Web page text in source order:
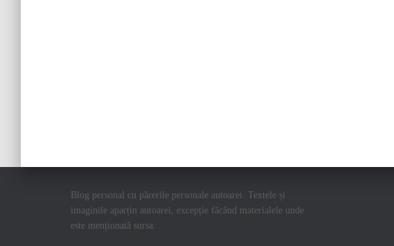
Blog personal cu părerile personale autoarei. Textele și
imaginile aparțin autoarei, excepție făcând materialele unde
este menționată sursa.